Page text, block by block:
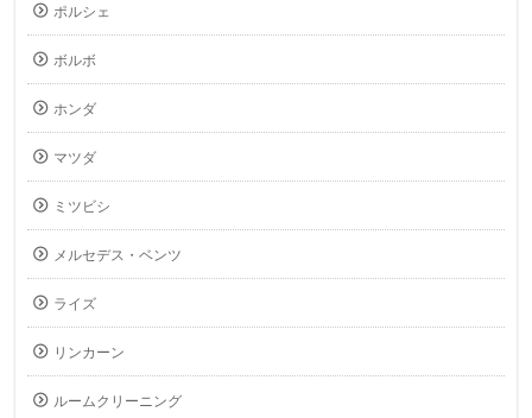
ポルシェ
ボルボ
ホンダ
マツダ
ミツビシ
メルセデス・ベンツ
ライズ
リンカーン
ルームクリーニング